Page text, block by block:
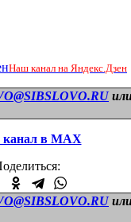
Наш канал на Яндекс.Дзен
в МАХ